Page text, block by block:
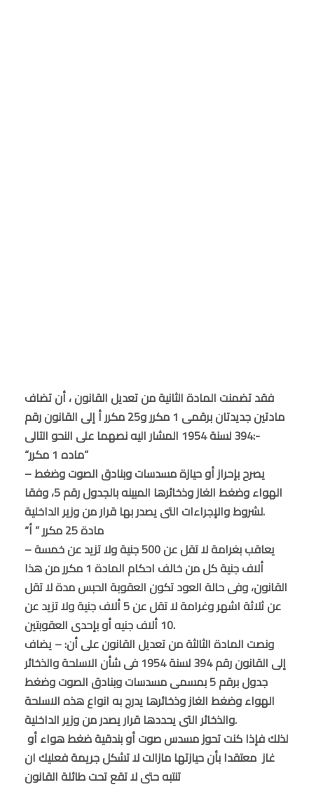
فقد تضمنت المادة الثانية من تعديل القانون ، أن تضاف
مادتين جديدتان برقمى 1 مكرر و25 مكرر أ إلى القانون رقم
394 لسنة 1954 المشار اليه نصهما على النحو التالى:-
“ماده 1 مكرر”
– يصرح بإحراز أو حيازة مسدسات وبنادق الصوت وضغط
الهواء وضغط الغاز وذخائرها المبينه بالجدول رقم 5، وفقا
لشروط والإجراءات التى يصدر بها قرار من وزير الداخلية.
“مادة 25 مكرر ” أ
– يعاقب بغرامة لا تقل عن 500 جنية ولا تزيد عن خمسة
ألاف جنية كل من خالف احكام المادة 1 مكرر من هذا
القانون، وفى حالة العود تكون العقوبة الحبس مدة لا تقل
عن ثلاثة اشهر وغرامة لا تقل عن 5 ألاف جنية ولا تزيد عن
10 ألاف جنيه أو بإحدى العقوبتين.
ونصت المادة الثالثة من تعديل القانون على أن: – يضاف
إلى القانون رقم 394 لسنة 1954 فى شأن الاسلحة والذخائر
جدول برقم 5 بمسمى مسدسات وبنادق الصوت وضغط
الهواء وضغط الغاز وذخائرها يدرج به انواع هذه الاسلحة
والذخائر التى يحددها قرار يصدر من وزير الداخلية.
لذلك فإذا كنت تحوز مسدس صوت أو بندقية ضغط هواء أو
غاز معتقدا بأن حيازتها مازالت لا تشكل جريمة فعليك ان
تنتبه حتى لا تقع تحت طائلة القانون